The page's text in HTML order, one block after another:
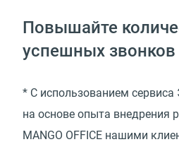
Повышайте
успешных
* С использованием
на основе опыта внедрения
MANGO OFFICE нашими